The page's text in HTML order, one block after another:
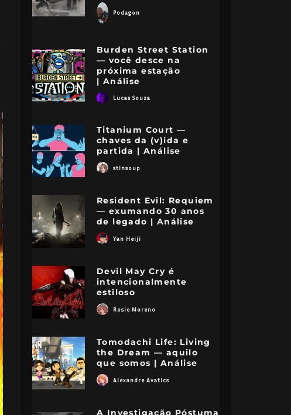
Podagon
Burden Street Station
— você desce na
próxima estação
| Análise
Lucas Souza
Titanium Court —
chaves da (v)ida e
partida | Análise
stinsoup
Resident Evil: Requiem
— exumando 30 anos
de legado | Análise
Yan Heiji
Devil May Cry é
intencionalmente
estiloso
Rosie Moreno
Tomodachi Life: Living
the Dream — aquilo
que somos | Análise
Alexandre Avatics
A Investigação Póstuma